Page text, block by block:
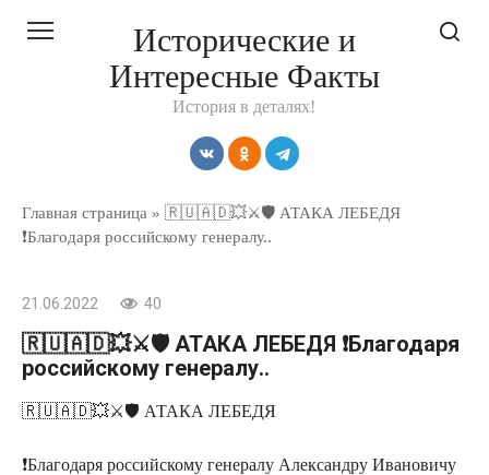
Исторические и
Интересные Факты
История в деталях!
Главная страница » 🇷🇺🇦🇩💥⚔🛡 АТАКА ЛЕБЕДЯ
❗Благодаря российскому генералу..
21.06.2022 40
🇷🇺🇦🇩💥⚔🛡 АТАКА ЛЕБЕДЯ ❗Благодаря
российскому генералу..
🇷🇺🇦🇩💥⚔🛡 АТАКА ЛЕБЕДЯ
❗Благодаря российскому генералу Александру Ивановичу